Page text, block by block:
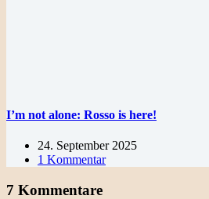
I’m not alone: Rosso is here!
24. September 2025
1 Kommentar
7 Kommentare